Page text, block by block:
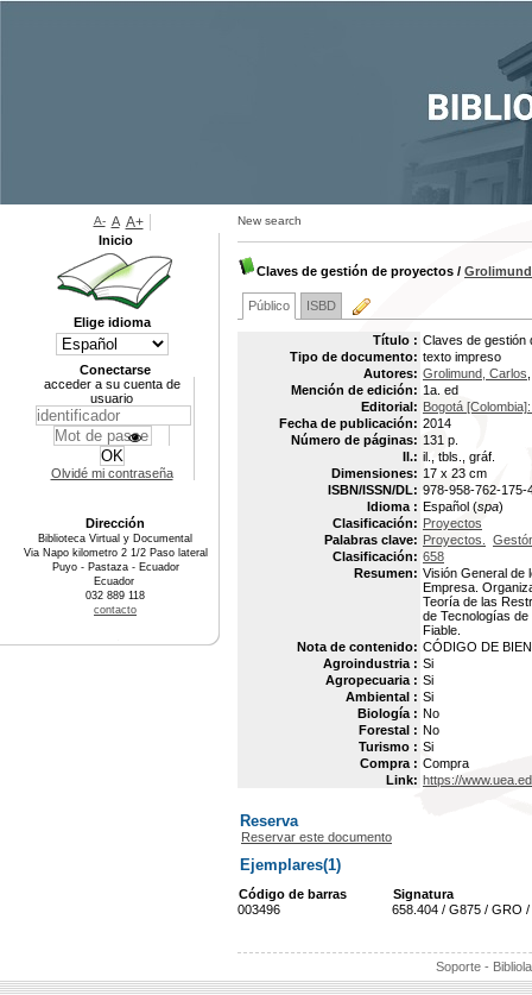
New search
Claves de gestión de proyectos /
Público ISBD
Título : Claves de gestión
Tipo de documento: texto impreso
Autores: Grolimund, Carlos
Mención de edición: 1a. ed
Editorial: Bogotá
Fecha de publicación: 2014
Número de páginas: 131 p.
Il.: il., tbls., gráf.
Dimensiones: 17 x 23 cm
ISBN/ISSN/DL: 978-958-762-175-
Idioma : Español (spa)
Clasificación: Proyectos
Palabras clave: Proyectos.
Clasificación: 658
Resumen: Visión General de
Empresa.
Teoría de las
de Tecnologías
Fiable.
Nota de contenido: CÓDIGO DE
Agroindustria : Si
Agropecuaria : Si
Ambiental : Si
Biología : No
Forestal : No
Turismo : Si
Compra : Compra
Link: https://
Reserva
Reservar este documento
Ejemplares(1)
Código de barras
Signatura
003496
658.404 / G875 / GRO /
Soporte -
A- A A+
Inicio
Elige idioma
Conectarse
acceder a su cuenta de
usuario
Olvidé mi contraseña
Dirección
Biblioteca Virtual y Documental
Via Napo kilometro 2 1/2 Paso lateral
Puyo - Pastaza - Ecuador
Ecuador
032 889 118
contacto